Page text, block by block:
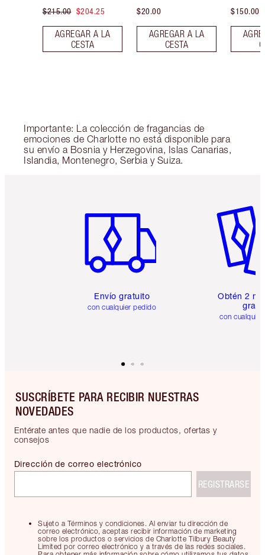
$215.00 $204.25
AGREGAR A LA
CESTA
$20.00
AGREGAR A LA
CESTA
$150.00
Importante: La colección de fragancias de
emociones de Charlotte no está disponible para
su envío a Bosnia y Herzegovina, Islas Canarias,
Islandia, Montenegro, Serbia y Suiza.
Envío gratuito
con cualquier pedido
Obtén 2
gratis
con
SUSCRÍBETE PARA RECIBIR NUESTRAS
NOVEDADES
Entérate antes que nadie de los productos, ofertas y
consejos
Sujeto a Términos y condiciones. Al enviar tu dirección de
correo electrónico, aceptas recibir información de marketing
sobre los productos o servicios de Charlotte Tilbury Beauty
Limited por correo electrónico y a través de las redes sociales.
Dirección de correo electrónico
REGISTRARSE